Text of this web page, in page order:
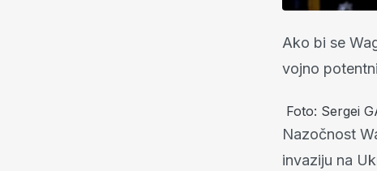
Ako bi se
vojno
Foto: Sergei
Nazočnost
invaziju na